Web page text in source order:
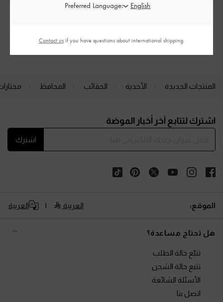
حقائب كروس بودي
المنتجات الجديدة الأحذية الحقائب المحافظ
اشترك لتتابع آخر أخبار الموضة
اشترك
الموقع: العربية العربية
هل تحتاج مساعدة؟
تتبّع حالة الطلب
تتبع حالة الشحن
الأسئلة الشائعة
اتصل بنا
Preferred Language:
Contact usif you have questions about international shipping.